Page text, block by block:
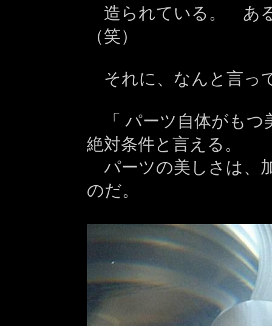
造られている。 あ
（笑）
それに、なんと言
「 パーツ自体がも
絶対条件と言える。
パーツの美しさは、
のだ。